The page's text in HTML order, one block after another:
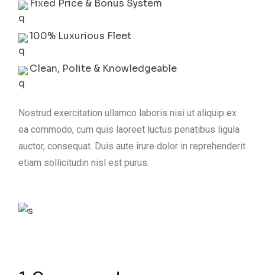
Fixed Price & Bonus System
100% Luxurious Fleet
Clean, Polite & Knowledgeable
Nostrud exercitation ullamco laboris nisi ut aliquip ex
ea commodo, cum quis laoreet luctus penatibus ligula
auctor, consequat. Duis aute irure dolor in reprehenderit
etiam sollicitudin nisl est purus.